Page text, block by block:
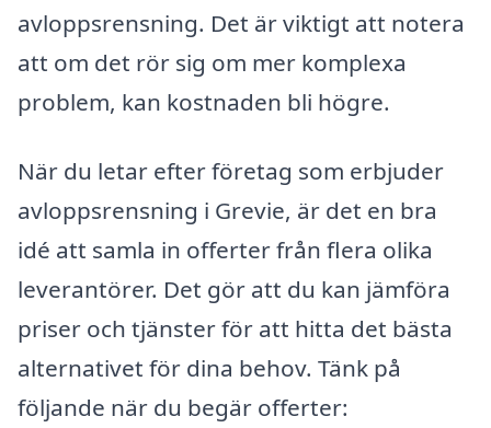
avloppsrensning. Det är viktigt att notera
att om det rör sig om mer komplexa
problem, kan kostnaden bli högre.
När du letar efter företag som erbjuder
avloppsrensning i Grevie, är det en bra
idé att samla in offerter från flera olika
leverantörer. Det gör att du kan jämföra
priser och tjänster för att hitta det bästa
alternativet för dina behov. Tänk på
följande när du begär offerter: